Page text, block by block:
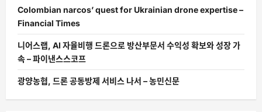
Colombian narcos’ quest for Ukrainian drone expertise –
Financial Times
니어스랩, AI 자율비행 드론으로 방산부문서 수익성 확보와 성장 가
속 – 파이낸스스코프
광양농협, 드론 공동방제 서비스 나서 – 농민신문